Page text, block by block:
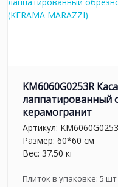
KM6060G0253R
лаппатированный
керамогранит
Артикул:
Размер: 60*60 см
Вес: 37.50 кг
Плиток в упаковке: 5 шт